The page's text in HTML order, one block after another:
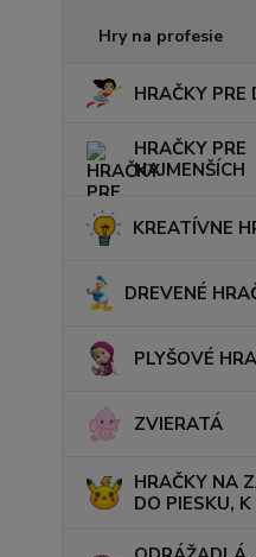
Hry na profesie
HRAČKY PRE
HRAČKY PRE
NAJMENŠÍCH
KREATÍVNE
DREVENÉ
PLYŠOVÉ
ZVIERATÁ
HRAČKY NA
DO PIESKU,